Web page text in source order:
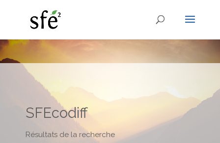
SFEcodiff
Résultats de la recherche